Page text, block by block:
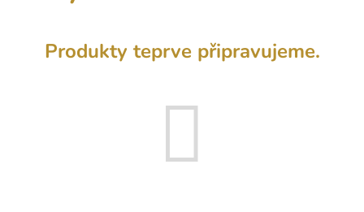
Produkty teprve připravujeme.